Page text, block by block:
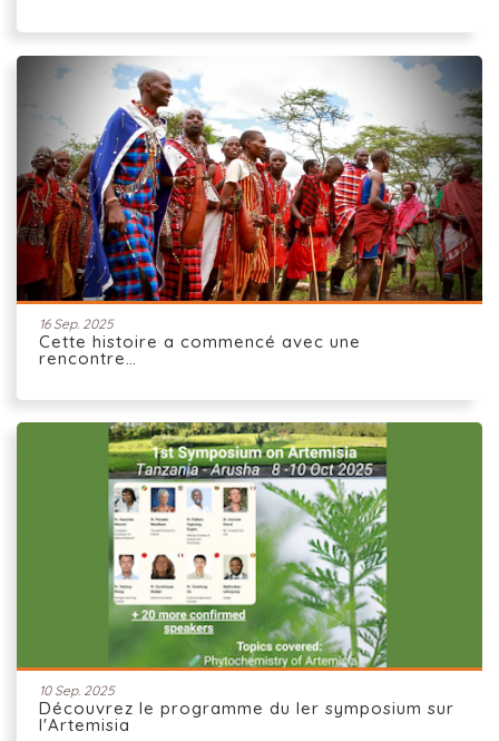
16 Sep. 2025
Cette histoire a commencé avec une
rencontre…
10 Sep. 2025
Découvrez le programme du Ier symposium sur
l'Artemisia